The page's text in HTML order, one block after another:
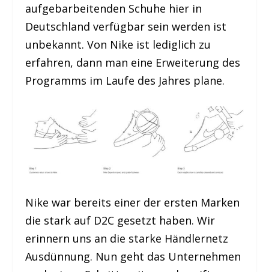
aufgebarbeitenden Schuhe hier in
Deutschland verfügbar sein werden ist
unbekannt. Von Nike ist lediglich zu
erfahren, dann man eine Erweiterung des
Programms im Laufe des Jahres plane.
Nike war bereits einer der ersten Marken
die stark auf D2C gesetzt haben. Wir
erinnern uns an die starke Händlernetz
Ausdünnung. Nun geht das Unternehmen